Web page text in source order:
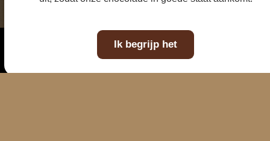
Telefoonnummer Kaart
Ik begrijp het